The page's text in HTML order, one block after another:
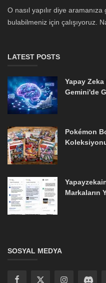
O nasıl yapılır diye
bulabilmeniz için çalışıyoruz.
LATEST POSTS
Yapay Zeka
Gemini'de
Pokémon
Markaların
SOSYAL MEDYA